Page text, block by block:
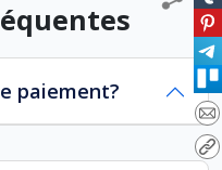
paiement?